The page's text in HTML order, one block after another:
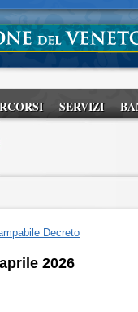
SERVIZI
Decreto
2026